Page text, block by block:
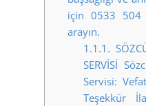
için 0533 504
arayın.
1.1.1.
SERVİSİ
Servisi:
Teşekkür